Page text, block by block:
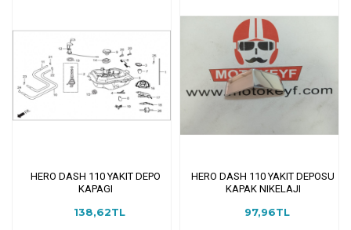
HERO DASH 110 YAKIT DEPO
KAPAGI
138,62TL
HERO DASH 110 YAKIT DEPOSU
KAPAK NIKELAJI
97,96TL